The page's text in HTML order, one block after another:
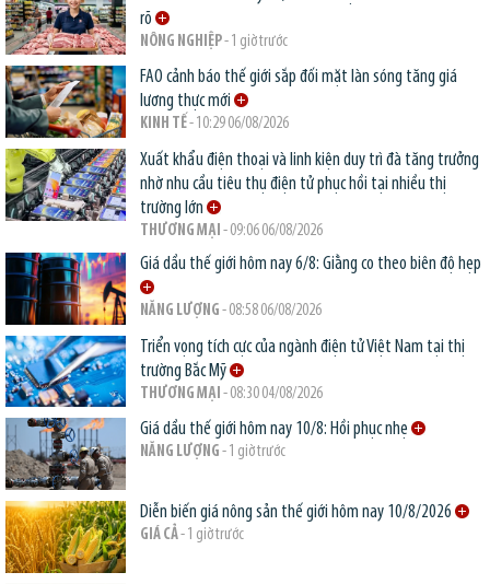
rõ
NÔNG NGHIỆP- 1 giờ trước
FAO cảnh báo thế giới sắp đối mặt làn sóng tăng giá
lương thực mới
KINH TẾ- 10:29 06/08/2026
Xuất khẩu điện thoại và linh kiện duy trì đà tăng trưởng
nhờ nhu cầu tiêu thụ điện tử phục hồi tại nhiều thị
trường lớn
THƯƠNG MẠI - 09:06 06/08/2026
Giá dầu thế giới hôm nay 6/8: Giằng co theo biên độ hẹp
NĂNG LƯỢNG - 08:58 06/08/2026
Triển vọng tích cực của ngành điện tử Việt Nam tại thị
trường Bắc Mỹ
THƯƠNG MẠI - 08:30 04/08/2026
Giá dầu thế giới hôm nay 10/8: Hồi phục nhẹ
NĂNG LƯỢNG - 1 giờ trước
Diễn biến giá nông sản thế giới hôm nay 10/8/2026
GIÁ CẢ- 1 giờ trước